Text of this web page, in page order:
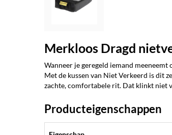
Merkloos Dragd
Wanneer je geregeld iemand
Met de kussen van Niet Verkeerd is dit
zachte, comfortabele rit. Dat klinkt niet
Producteigenschappen